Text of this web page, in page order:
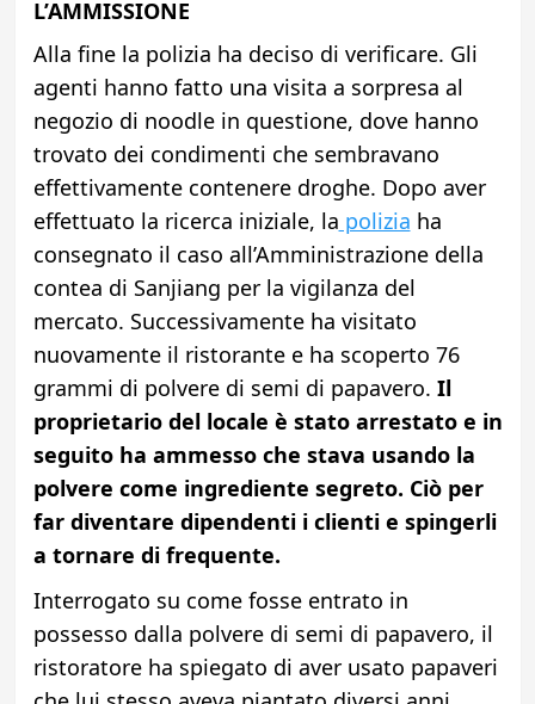
L’AMMISSIONE
Alla fine la polizia ha deciso di verificare. Gli
agenti hanno fatto una visita a sorpresa al
negozio di noodle in questione, dove hanno
trovato dei condimenti che sembravano
effettivamente contenere droghe. Dopo aver
effettuato la ricerca iniziale, la polizia ha
consegnato il caso all’Amministrazione della
contea di Sanjiang per la vigilanza del
mercato. Successivamente ha visitato
nuovamente il ristorante e ha scoperto 76
grammi di polvere di semi di papavero. Il
proprietario del locale è stato arrestato e in
seguito ha ammesso che stava usando la
polvere come ingrediente segreto. Ciò per
far diventare dipendenti i clienti e spingerli
a tornare di frequente.
Interrogato su come fosse entrato in
possesso dalla polvere di semi di papavero, il
ristoratore ha spiegato di aver usato papaveri